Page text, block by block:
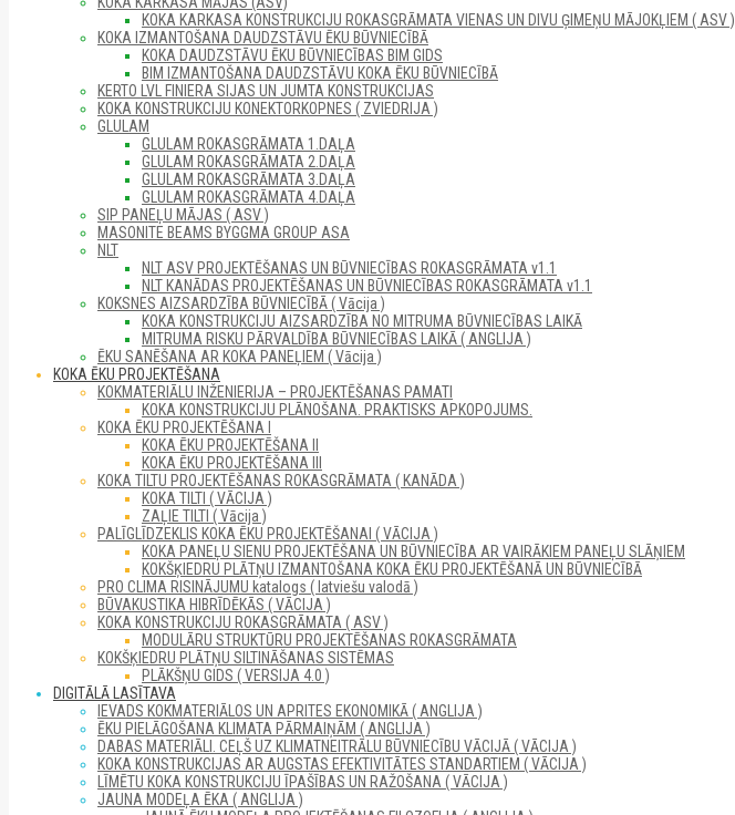
KOKA KARKASA KONSTRUKCIJU ROKASGRĀMATA VIENAS UN DIVU ĢIMEŅU MĀJOKĻIEM ( ASV )
KOKA IZMANTOŠANA DAUDZSTĀVU ĒKU BŪVNIECĪBĀ
KOKA DAUDZSTĀVU ĒKU BŪVNIECĪBAS BIM GIDS
BIM IZMANTOŠANA DAUDZSTĀVU KOKA ĒKU BŪVNIECĪBĀ
KERTO LVL FINIERA SIJAS UN JUMTA KONSTRUKCIJAS
KOKA KONSTRUKCIJU KONEKTORKOPNES ( ZVIEDRIJA )
GLULAM
GLULAM ROKASGRĀMATA 1.DAĻA
GLULAM ROKASGRĀMATA 2.DAĻA
GLULAM ROKASGRĀMATA 3.DAĻA
GLULAM ROKASGRĀMATA 4.DAĻA
SIP PANEĻU MĀJAS ( ASV )
MASONITE BEAMS BYGGMA GROUP ASA
NLT
NLT ASV PROJEKTĒŠANAS UN BŪVNIECĪBAS ROKASGRĀMATA v1.1
NLT KANĀDAS PROJEKTĒŠANAS UN BŪVNIECĪBAS ROKASGRĀMATA v1.1
KOKSNES AIZSARDZĪBA BŪVNIECĪBĀ ( Vācija )
KOKA KONSTRUKCIJU AIZSARDZĪBA NO MITRUMA BŪVNIECĪBAS LAIKĀ
MITRUMA RISKU PĀRVALDĪBA BŪVNIECĪBAS LAIKĀ ( ANGLIJA )
ĒKU SANĒŠANA AR KOKA PANEĻIEM ( Vācija )
KOKA ĒKU PROJEKTĒŠANA
KOKMATERIĀLU INŽENIERIJA – PROJEKTĒŠANAS PAMATI
KOKA KONSTRUKCIJU PLĀNOŠANA. PRAKTISKS APKOPOJUMS.
KOKA ĒKU PROJEKTĒŠANA I
KOKA ĒKU PROJEKTĒŠANA II
KOKA ĒKU PROJEKTĒŠANA III
KOKA TILTU PROJEKTĒŠANAS ROKASGRĀMATA ( KANĀDA )
KOKA TILTI ( VĀCIJA )
ZAĻIE TILTI ( Vācija )
PALĪGLĪDZEKLIS KOKA ĒKU PROJEKTĒŠANAI ( VĀCIJA )
KOKA PANEĻU SIENU PROJEKTĒŠANA UN BŪVNIECĪBA AR VAIRĀKIEM PANEĻU SLĀŅIEM
KOKŠĶIEDRU PLĀTŅU IZMANTOŠANA KOKA ĒKU PROJEKTĒŠANĀ UN BŪVNIECĪBĀ
PRO CLIMA RISINĀJUMU katalogs ( latviešu valodā )
BŪVAKUSTIKA HIBRĪDĒKĀS ( VĀCIJA )
KOKA KONSTRUKCIJU ROKASGRĀMATA ( ASV )
MODULĀRU STRUKTŪRU PROJEKTĒŠANAS ROKASGRĀMATA
KOKŠĶIEDRU PLĀTŅU SILTINĀŠANAS SISTĒMAS
PLĀKŠŅU GIDS ( VERSIJA 4.0 )
DIGITĀLĀ LASĪTAVA
IEVADS KOKMATERIĀLOS UN APRITES EKONOMIKĀ ( ANGLIJA )
ĒKU PIELĀGOŠANA KLIMATA PĀRMAIŅĀM ( ANGLIJA )
DABAS MATERIĀLI. CEĻŠ UZ KLIMATNEITRĀLU BŪVNIECĪBU VĀCIJĀ ( VĀCIJA )
KOKA KONSTRUKCIJAS AR AUGSTAS EFEKTIVITĀTES STANDARTIEM ( VĀCIJA )
LĪMĒTU KOKA KONSTRUKCIJU ĪPAŠĪBAS UN RAŽOŠANA ( VĀCIJA )
JAUNA MODEĻA ĒKA ( ANGLIJA )